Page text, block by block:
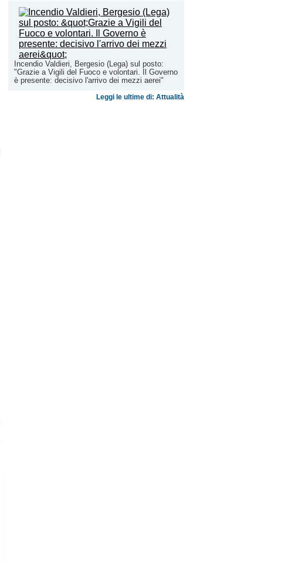
Incendio Valdieri, Bergesio (Lega) sul posto:
"Grazie a Vigili del Fuoco e volontari. Il Governo
è presente: decisivo l'arrivo dei mezzi aerei"
Leggi le ultime di: Attualità